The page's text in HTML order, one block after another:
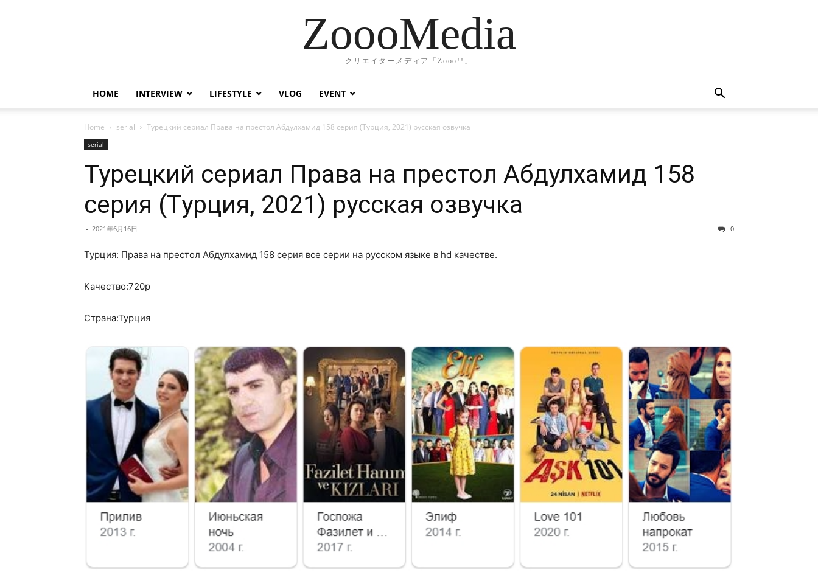
ZoooMedia
クリエイターメディア「Zooo!!」
HOME INTERVIEW LIFESTYLE VLOG EVENT
Home serial Турецкий сериал Права на престол Абдулхамид 158 серия (Турция, 2021) русская озвучка
serial
Турецкий сериал Права на престол Абдулхамид 158
серия (Турция, 2021) русская озвучка
- 2021年6月16日 0
Турция: Права на престол Абдулхамид 158 серия все серии на русском языке в hd качестве.
Качество:720p
Страна:Турция